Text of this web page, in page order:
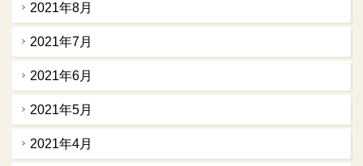
2021年8月
2021年7月
2021年6月
2021年5月
2021年4月